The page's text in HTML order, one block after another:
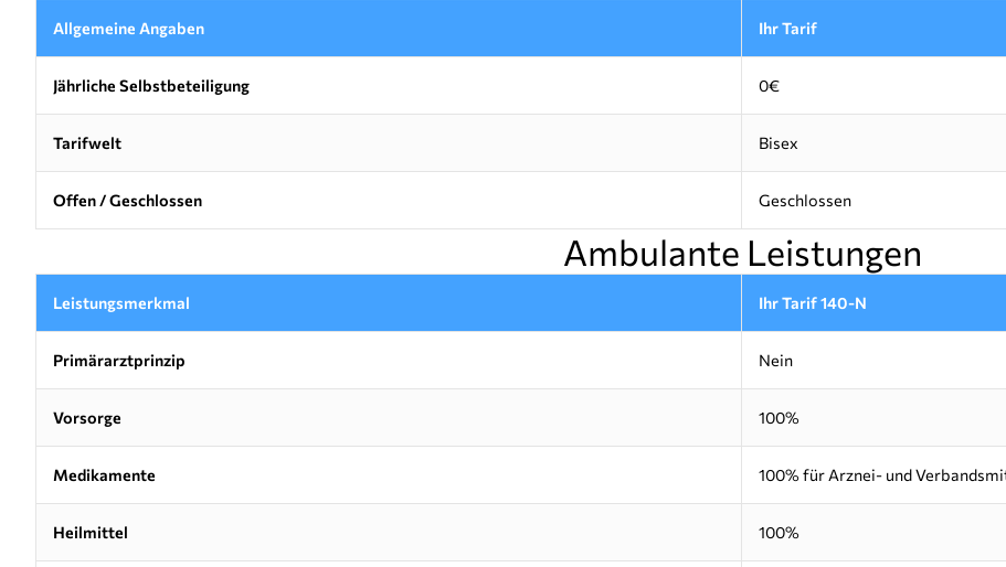
Allgemeine Angaben Ihr Tarif
Jährliche Selbstbeteiligung 0€
Tarifwelt Bisex
Offen / Geschlossen Geschlossen
Ambulante Leistungen
Leistungsmerkmal Ihr Tarif 140-N
Primärarztprinzip Nein
Vorsorge 100%
Medikamente 100% für Arznei- und
Heilmittel 100%